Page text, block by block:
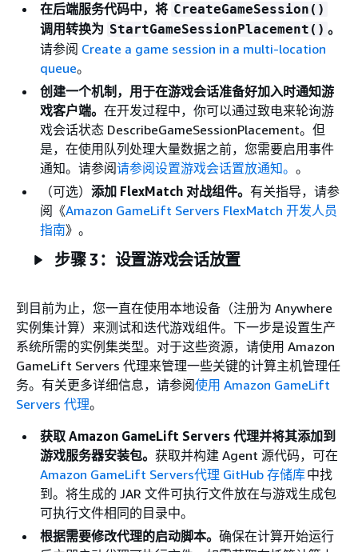
在后端服务代码中，将 CreateGameSession()
调用转换为 StartGameSessionPlacement() 。
请参阅 Create a game session in a multi-location
queue。
创建一个机制，用于在游戏会话准备好加入时通知游
戏客户端。 在开发过程中，你可以通过致电来轮询游
戏会话状态 DescribeGameSessionPlacement。但
是，在使用队列处理大量数据之前，您需要启用事件
通知。请参阅请参阅设置游戏会话置放通知。 。
（可选） 添加 FlexMatch 对战组件。 有关指导，请参
阅《Amazon GameLift Servers FlexMatch 开发人员
指南》。
步骤 3：设置游戏会话放置
到目前为止，您一直在使用本地设备（注册为 Anywhere
实例集计算）来测试和迭代游戏组件。下一步是设置生产
系统所需的实例集类型。对于这些资源，请使用 Amazon
GameLift Servers 代理来管理一些关键的计算主机管理任
务。有关更多详细信息，请参阅使用 Amazon GameLift
Servers 代理。
获取 Amazon GameLift Servers 代理并将其添加到
游戏服务器安装包。 获取并构建 Agent 源代码，可在
Amazon GameLift Servers代理 GitHub 存储库中找
到。将生成的 JAR 文件可执行文件放在与游戏生成包
可执行文件相同的目录中。
根据需要修改代理的启动脚本。 确保在计算开始运行